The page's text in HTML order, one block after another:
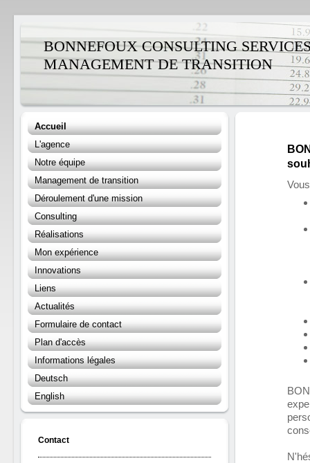
BONNEFOUX CONSULTING
MANAGEMENT DE TRANSITION
Accueil
L'agence
Notre équipe
Management de transition
Déroulement d'une mission
Consulting
Réalisations
Mon expérience
Innovations
Liens
Actualités
Formulaire de contact
Plan d'accès
Informations légales
Deutsch
English
Contact